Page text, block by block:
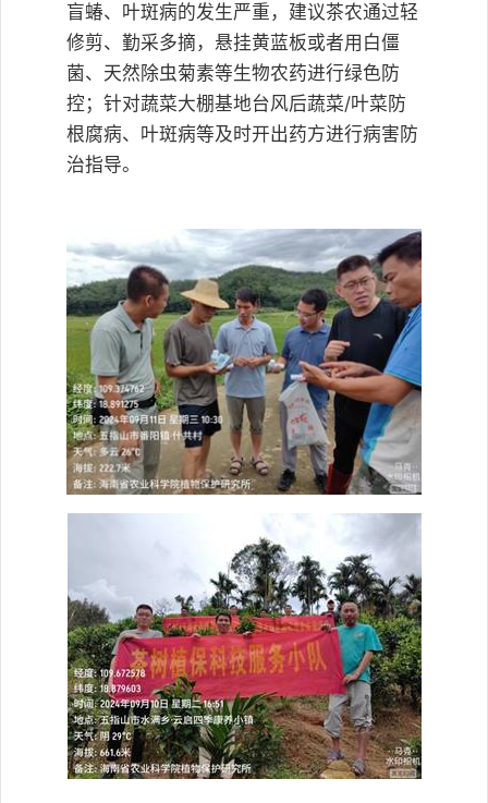
盲蝽、叶斑病的发生严重，建议茶农通过轻
修剪、勤采多摘，悬挂黄蓝板或者用白僵
菌、天然除虫菊素等生物农药进行绿色防
控；针对蔬菜大棚基地台风后蔬菜/叶菜防
根腐病、叶斑病等及时开出药方进行病害防
治指导。